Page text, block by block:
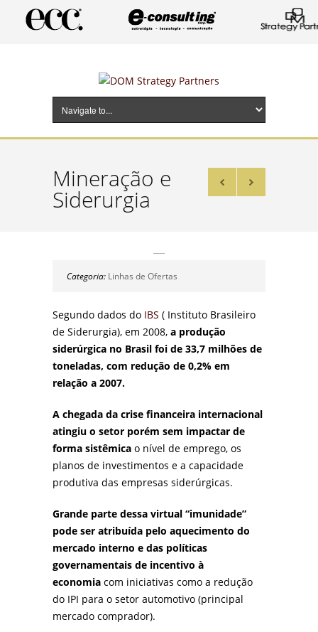
Mineração e
Siderurgia
Categoria: Linhas de Ofertas
Segundo dados do IBS ( Instituto Brasileiro
de Siderurgia), em 2008, a produção
siderúrgica no Brasil foi de 33,7 milhões de
toneladas, com redução de 0,2% em
relação a 2007.
A chegada da crise financeira internacional
atingiu o setor porém sem impactar de
forma sistêmica o nível de emprego, os
planos de investimentos e a capacidade
produtiva das empresas siderúrgicas.
Grande parte dessa virtual “imunidade”
pode ser atribuída pelo aquecimento do
mercado interno e das políticas
governamentais de incentivo à
economia com iniciativas como a redução
do IPI para o setor automotivo (principal
mercado comprador).